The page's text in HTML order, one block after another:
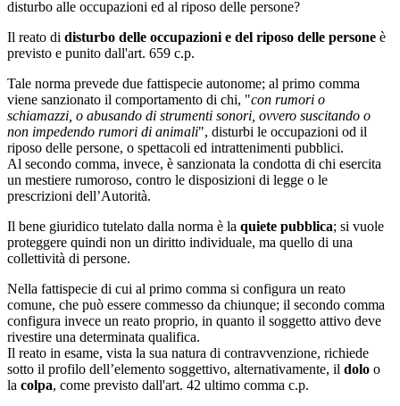
disturbo alle occupazioni ed al riposo delle persone?
Il reato di disturbo delle occupazioni e del riposo delle persone è
previsto e punito dall'art. 659 c.p.
Tale norma prevede due fattispecie autonome; al primo comma
viene sanzionato il comportamento di chi, "con rumori o
schiamazzi, o abusando di strumenti sonori, ovvero suscitando o
non impedendo rumori di animali", disturbi le occupazioni od il
riposo delle persone, o spettacoli ed intrattenimenti pubblici.
Al secondo comma, invece, è sanzionata la condotta di chi esercita
un mestiere rumoroso, contro le disposizioni di legge o le
prescrizioni dell’Autorità.
Il bene giuridico tutelato dalla norma è la quiete pubblica; si vuole
proteggere quindi non un diritto individuale, ma quello di una
collettività di persone.
Nella fattispecie di cui al primo comma si configura un reato
comune, che può essere commesso da chiunque; il secondo comma
configura invece un reato proprio, in quanto il soggetto attivo deve
rivestire una determinata qualifica.
Il reato in esame, vista la sua natura di contravvenzione, richiede
sotto il profilo dell’elemento soggettivo, alternativamente, il dolo o
la colpa, come previsto dall'art. 42 ultimo comma c.p.